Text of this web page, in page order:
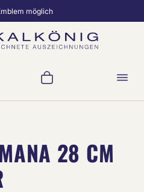
möglich
Warenkorb
28 CM